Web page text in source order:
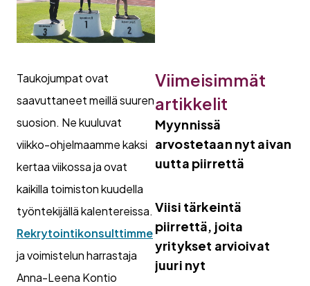
Taukojumpat ovat
saavuttaneet meillä suuren
suosion. Ne kuuluvat
viikko-ohjelmaamme kaksi
kertaa viikossa ja ovat
kaikilla toimiston kuudella
työntekijällä kalentereissa.
Rekrytointikonsulttimme
ja voimistelun harrastaja
Anna-Leena Kontio
Viimeisimmät
artikkelit
Myynnissä
arvostetaan nyt aivan
uutta piirrettä
Viisi tärkeintä
piirrettä, joita
yritykset arvioivat
juuri nyt